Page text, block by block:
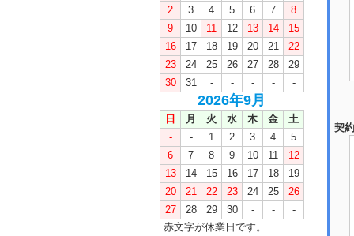
2
3 4 5 6 7
8
9
10 11 12 13 14
15
16
17 18 19 20 21
22
23
24 25 26 27 28
29
30
31 - - - - -
2026年9月
日 月 火 水 木 金
土
-
- 1 2 3 4
5
6
7 8 9 10 11
12
13
14 15 16 17 18
19
20
21 22 23 24 25
26
27
28 29 30 - -
-
赤文字が休業日です。
契